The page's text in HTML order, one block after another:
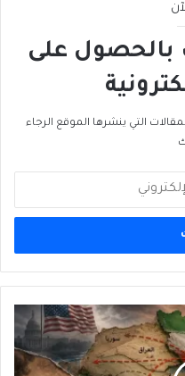
بالحصول على
التي ينشرها الموقع الرجاء